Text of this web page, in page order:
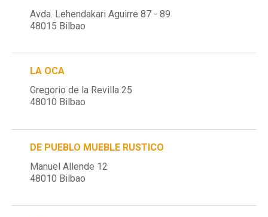
Avda. Lehendakari Aguirre 87 - 89
48015 Bilbao
LA OCA
Gregorio de la Revilla 25
48010 Bilbao
DE PUEBLO MUEBLE RUSTICO
Manuel Allende 12
48010 Bilbao